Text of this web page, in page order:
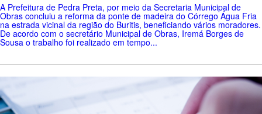
A Prefeitura de Pedra Preta, por meio da Secretaria Municipal de
Obras concluiu a reforma da ponte de madeira do Córrego Água Fria
na estrada vicinal da região do Buritis, beneficiando vários moradores.
De acordo com o secretário Municipal de Obras, Iremá Borges de
Sousa o trabalho foi realizado em tempo...